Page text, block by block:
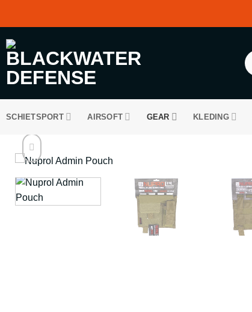
inhoud
SCHIETSPORT AIRSOFT GEAR KLEDING